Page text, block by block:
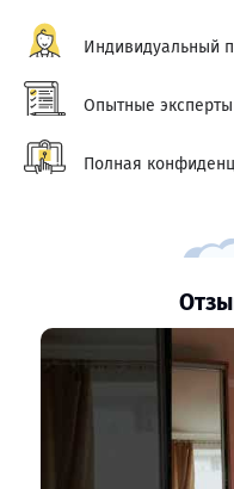
Индивидуальный
Опытные эксперты
Полная